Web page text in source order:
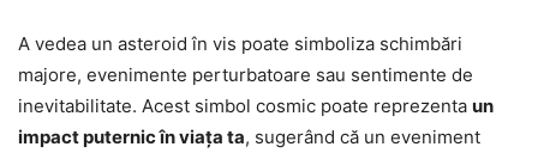
A vedea un asteroid în vis poate simboliza schimbări
majore, evenimente perturbatoare sau sentimente de
inevitabilitate. Acest simbol cosmic poate reprezenta un
impact puternic în viața ta, sugerând că un eveniment